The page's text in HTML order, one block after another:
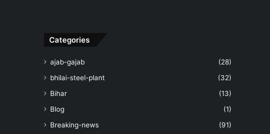
Categories
ajab-gajab
(28)
bhilai-steel-plant
(32)
Bihar
(13)
Blog
(1)
Breaking-news
(91)